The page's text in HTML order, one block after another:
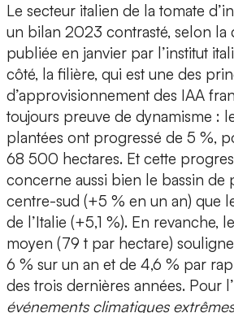
Le secteur italien de la tomate
un bilan 2023 contrasté, selon la
publiée en janvier par l’institut
côté, la filière, qui est une des
d’approvisionnement des IAA
toujours preuve de dynamisme :
plantées ont progressé de 5 %,
68 500 hectares. Et cette
concerne aussi bien le bassin de
centre-sud (+5 % en un an) que
de l’Italie (+5,1 %). En revanche,
moyen (79 t par hectare)
6 % sur un an et de 4,6 % par
des trois dernières années. Pour
événements climatiques